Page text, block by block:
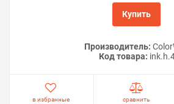
Купить
Производитель:
Код товара:
в избранные сравнить